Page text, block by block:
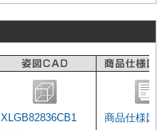
XLGB82836CB1
商品仕様図